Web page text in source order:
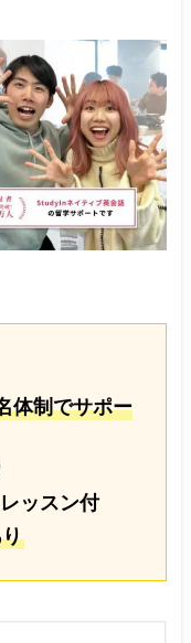
体制でサポー
ッスン付